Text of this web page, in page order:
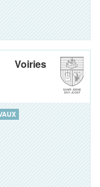
Voiries